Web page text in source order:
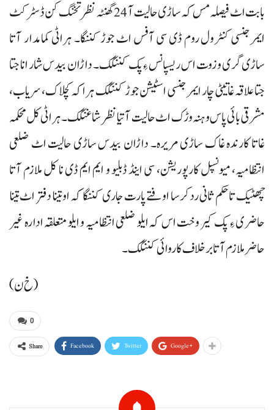
بابت اٹ فیصلہ مس کہ ساڑی حالیت آ 24گھنٹہ نظر تخنگ کن ڈسٹرکٹ
ایمرجنسی کنٹرول روم ڈی سی آفس اٹ جوڑ کننگا۔ ہراٹی کمامدار آتا
ساڑی گری و زوت اس ریسپانس ءِ پک کننگک۔ داڑان بیدس شار انا جتا
جتا علاقہ غاتیٹی چار ایمرجنسی اسٹیشن جوڑ کننگک ہراکہ کچلاک، سریاب،
مشرقی بائی پاس و ہنہ وڑک اٹ حالیت آتیا نظر شاغنگک۔ ہراٹی کل محکمہ
غاتا کارندہ غاک ساڑی مریرہ۔ داڑان بیدس ساڑی حالیت اٹ ضلعی
انتظامیہ، میونسپل کارپوریشن، سی اینڈ ڈبلیو و ایم ایم ڈی نا کل ملازم آتا
چھٹیک تاحکم ثانی رد کرسا اوفتے پارت جاری کننگا کہ او تینا دفتر اٹ تینا
حاضری ءِ پک کیر وخت اس کہ ایلو ضلعی انتظامیہ و ایلو متعلقہ ادارہ غیر
حاضر ملازم آتا برخلاف کاروائی کننگک۔
(خ ن)
0
Share Facebook Twitter Google+